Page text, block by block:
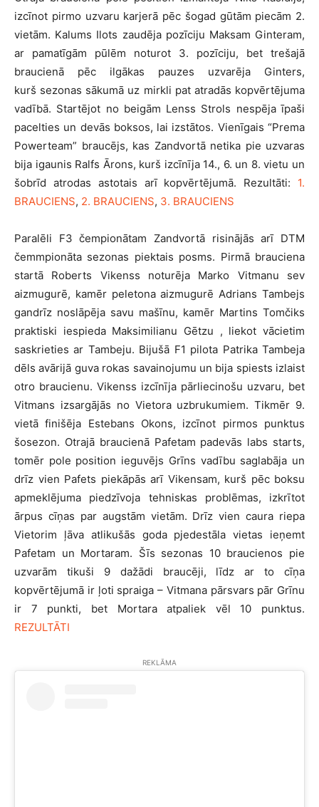
izcīnot pirmo uzvaru karjerā pēc šogad gūtām piecām 2.
vietām. Kalums Ilots zaudēja pozīciju Maksam Ginteram,
ar pamatīgām pūlēm noturot 3. pozīciju, bet trešajā
braucienā pēc ilgākas pauzes uzvarēja Ginters,
kurš sezonas sākumā uz mirkli pat atradās kopvērtējuma
vadībā. Startējot no beigām Lenss Strols nespēja īpaši
pacelties un devās boksos, lai izstātos. Vienīgais “Prema
Powerteam” braucējs, kas Zandvortā netika pie uzvaras
bija igaunis Ralfs Ārons, kurš izcīnīja 14., 6. un 8. vietu un
šobrīd atrodas astotais arī kopvērtējumā. Rezultāti: 1.
BRAUCIENS, 2. BRAUCIENS, 3. BRAUCIENS
Paralēli F3 čempionātam Zandvortā risinājās arī DTM
čemmpionāta sezonas piektais posms. Pirmā brauciena
startā Roberts Vikenss noturēja Marko Vitmanu sev
aizmugurē, kamēr peletona aizmugurē Adrians Tambejs
gandrīz noslāpēja savu mašīnu, kamēr Martins Tomčiks
praktiski iespieda Maksimilianu Gētzu , liekot vācietim
saskrieties ar Tambeju. Bijušā F1 pilota Patrika Tambeja
dēls avārijā guva rokas savainojumu un bija spiests izlaist
otro braucienu. Vikenss izcīnīja pārliecinošu uzvaru, bet
Vitmans izsargājās no Vietora uzbrukumiem. Tikmēr 9.
vietā finišēja Estebans Okons, izcīnot pirmos punktus
šosezon. Otrajā braucienā Pafetam padevās labs starts,
tomēr pole position ieguvējs Grīns vadību saglabāja un
drīz vien Pafets piekāpās arī Vikensam, kurš pēc boksu
apmeklējuma piedzīvoja tehniskas problēmas, izkrītot
ārpus cīņas par augstām vietām. Drīz vien caura riepa
Vietorim ļāva atlikušās goda pjedestāla vietas ieņemt
Pafetam un Mortaram. Šīs sezonas 10 braucienos pie
uzvarām tikuši 9 dažādi braucēji, līdz ar to cīņa
kopvērtējumā ir ļoti spraiga – Vitmana pārsvars pār Grīnu
ir 7 punkti, bet Mortara atpaliek vēl 10 punktus.
REZULTĀTI
REKLĀMA